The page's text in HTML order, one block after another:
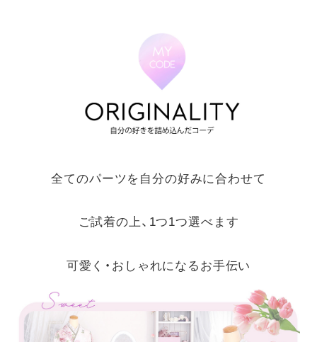
全てのパーツを自分の好みに合わせて
ご試着の上、1つ1つ選べます
可愛く・おしゃれになるお手伝い